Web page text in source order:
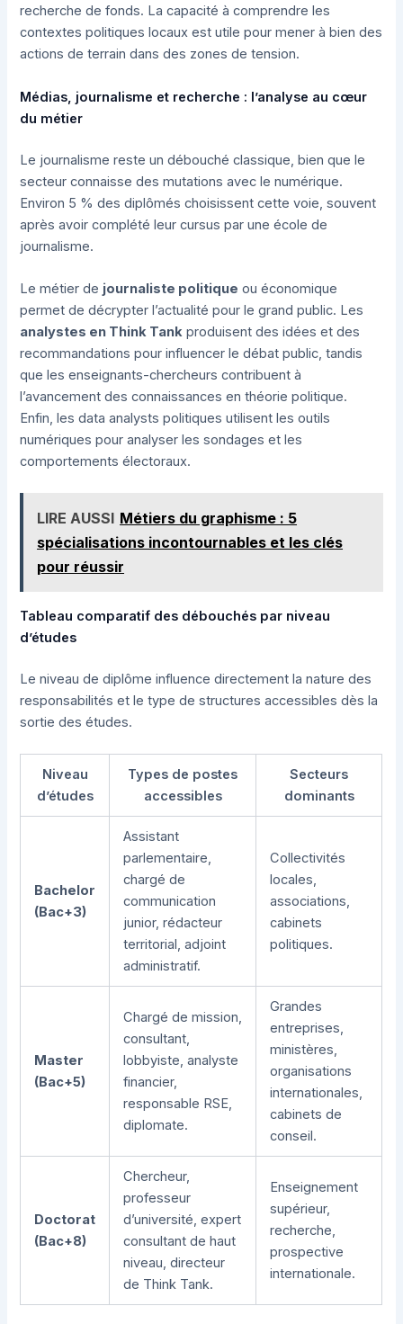
recherche de fonds. La capacité à comprendre les
contextes politiques locaux est utile pour mener à bien des
actions de terrain dans des zones de tension.
Médias, journalisme et recherche : l’analyse au cœur
du métier
Le journalisme reste un débouché classique, bien que le
secteur connaisse des mutations avec le numérique.
Environ 5 % des diplômés choisissent cette voie, souvent
après avoir complété leur cursus par une école de
journalisme.
Le métier de journaliste politique ou économique
permet de décrypter l’actualité pour le grand public. Les
analystes en Think Tank produisent des idées et des
recommandations pour influencer le débat public, tandis
que les enseignants-chercheurs contribuent à
l’avancement des connaissances en théorie politique.
Enfin, les data analysts politiques utilisent les outils
numériques pour analyser les sondages et les
comportements électoraux.
LIRE AUSSI Métiers du graphisme : 5
spécialisations incontournables et les clés
pour réussir
Tableau comparatif des débouchés par niveau
d’études
Le niveau de diplôme influence directement la nature des
responsabilités et le type de structures accessibles dès la
sortie des études.
Niveau
d’études
Types de postes
accessibles
Secteurs
dominants
Bachelor
(Bac+3)
Assistant
parlementaire,
chargé de
communication
junior, rédacteur
territorial, adjoint
administratif.
Collectivités
locales,
associations,
cabinets
politiques.
Master
(Bac+5)
Chargé de mission,
consultant,
lobbyiste, analyste
financier,
responsable RSE,
diplomate.
Grandes
entreprises,
ministères,
organisations
internationales,
cabinets de
conseil.
Doctorat
(Bac+8)
Chercheur,
professeur
d’université, expert
consultant de haut
niveau, directeur
de Think Tank.
Enseignement
supérieur,
recherche,
prospective
internationale.